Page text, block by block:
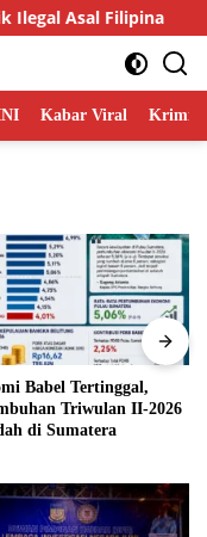
Lahan, Babinsa
Kabar Viral
Akselerasi Generasi
Pelepasan Kontingen
Jeneponto Bukan